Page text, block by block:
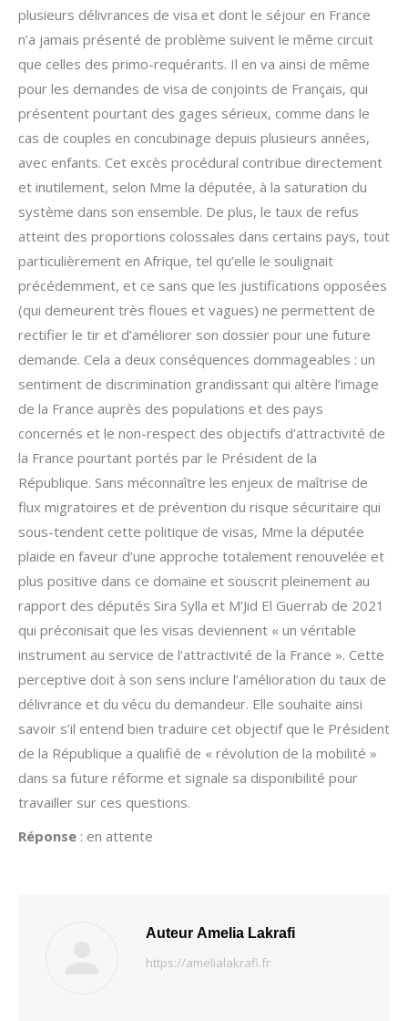
plusieurs délivrances de visa et dont le séjour en France
n’a jamais présenté de problème suivent le même circuit
que celles des primo-requérants. Il en va ainsi de même
pour les demandes de visa de conjoints de Français, qui
présentent pourtant des gages sérieux, comme dans le
cas de couples en concubinage depuis plusieurs années,
avec enfants. Cet excès procédural contribue directement
et inutilement, selon Mme la députée, à la saturation du
système dans son ensemble. De plus, le taux de refus
atteint des proportions colossales dans certains pays, tout
particulièrement en Afrique, tel qu’elle le soulignait
précédemment, et ce sans que les justifications opposées
(qui demeurent très floues et vagues) ne permettent de
rectifier le tir et d’améliorer son dossier pour une future
demande. Cela a deux conséquences dommageables : un
sentiment de discrimination grandissant qui altère l’image
de la France auprès des populations et des pays
concernés et le non-respect des objectifs d’attractivité de
la France pourtant portés par le Président de la
République. Sans méconnaître les enjeux de maîtrise de
flux migratoires et de prévention du risque sécuritaire qui
sous-tendent cette politique de visas, Mme la députée
plaide en faveur d’une approche totalement renouvelée et
plus positive dans ce domaine et souscrit pleinement au
rapport des députés Sira Sylla et M’Jid El Guerrab de 2021
qui préconisait que les visas deviennent « un véritable
instrument au service de l’attractivité de la France ». Cette
perceptive doit à son sens inclure l’amélioration du taux de
délivrance et du vécu du demandeur. Elle souhaite ainsi
savoir s’il entend bien traduire cet objectif que le Président
de la République a qualifié de « révolution de la mobilité »
dans sa future réforme et signale sa disponibilité pour
travailler sur ces questions.
Réponse : en attente
Auteur Amelia Lakrafi
https://amelialakrafi.fr